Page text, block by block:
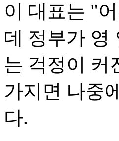
이 대표는 "
데 정부가 영
는 걱정이 커
가지면 나중
다.